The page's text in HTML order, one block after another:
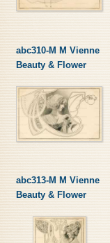
abc310-M M Vienne
Beauty & Flower
abc313-M M Vienne
Beauty & Flower